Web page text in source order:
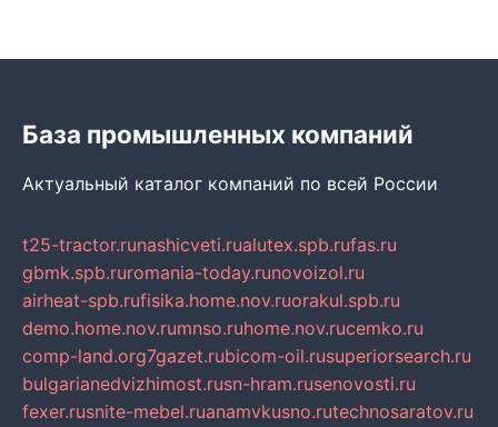
База промышленных компаний
Актуальный каталог компаний по всей России
t25-tractor.runashicveti.rualutex.spb.rufas.ru
gbmk.spb.ruromania-today.runovoizol.ru
airheat-spb.rufisika.home.nov.ruorakul.spb.ru
demo.home.nov.rumnso.ruhome.nov.rucemko.ru
comp-land.org7gazet.rubicom-oil.rusuperiorsearch.ru
bulgarianedvizhimost.rusn-hram.rusenovosti.ru
fexer.rusnite-mebel.ruanamvkusno.rutechnosaratov.ru